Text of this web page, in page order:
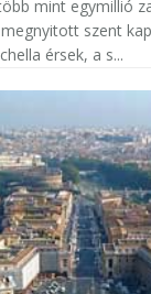
mint egymillió
szent
érsek, a s...